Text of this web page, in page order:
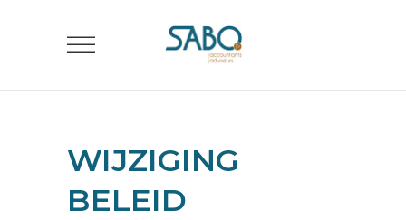
WIJZIGING
BELEID